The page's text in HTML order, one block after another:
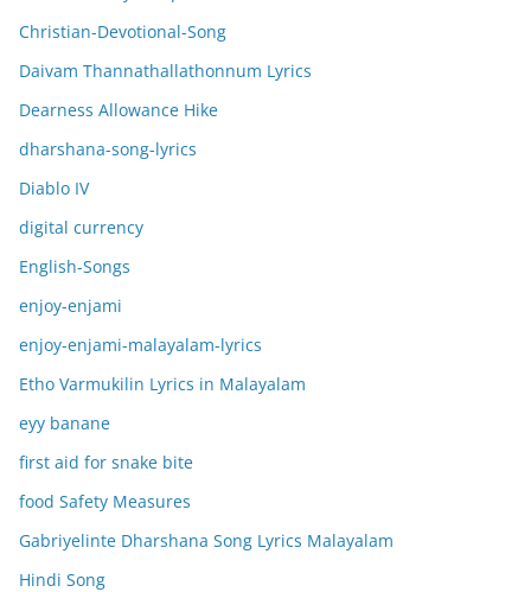
Christian-Devotional-Song
Daivam Thannathallathonnum Lyrics
Dearness Allowance Hike
dharshana-song-lyrics
Diablo IV
digital currency
English-Songs
enjoy-enjami
enjoy-enjami-malayalam-lyrics
Etho Varmukilin Lyrics in Malayalam
eyy banane
first aid for snake bite
food Safety Measures
Gabriyelinte Dharshana Song Lyrics Malayalam
Hindi Song